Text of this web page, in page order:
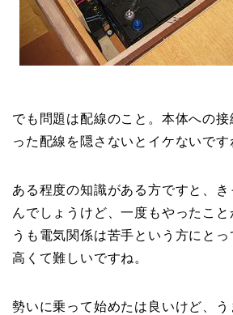
でも問題は配線のこと。本体への
った配線を隠さないとイケないです
ある程度の知識がある方ですと、
んでしょうけど、一度もやったこ
うも電気関係は苦手という方にと
高くて難しいですね。
勢いに乗って始めたは良いけど、う